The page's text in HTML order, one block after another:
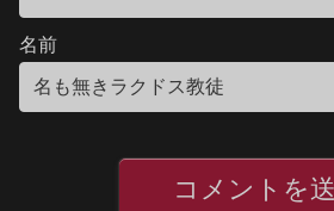
名前